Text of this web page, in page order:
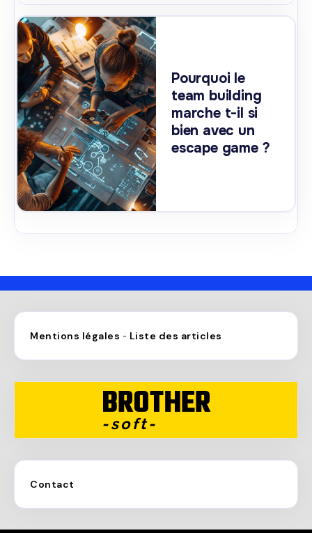
Pourquoi le
team building
marche t-il si
bien avec un
escape game ?
Mentions légales - Liste des articles
BROTHER
-soft-
Contact